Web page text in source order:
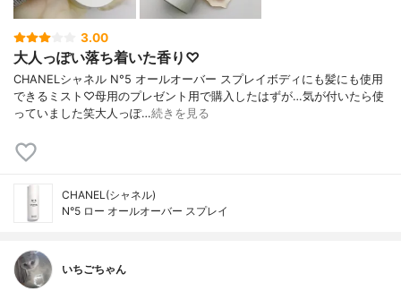
3.00
大人っぽい落ち着いた香り♡
CHANELシャネル N°5 オールオーバー スプレイボディにも髪にも使用
できるミスト♡母用のプレゼント用で購入したはずが…気が付いたら使
っていました笑大人っぽ…続きを見る
CHANEL(シャネル)
N°5 ロー オールオーバー スプレイ
いちごちゃん